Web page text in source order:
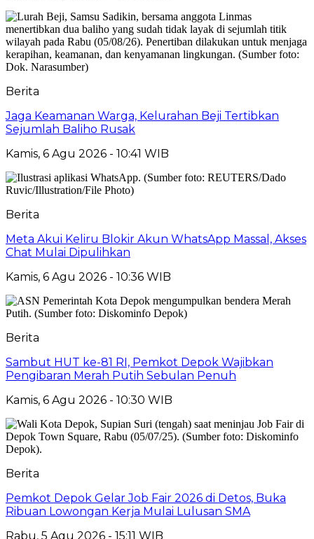
Berita
Jaga Keamanan Warga, Kelurahan Beji Tertibkan
Sejumlah Baliho Rusak
Kamis, 6 Agu 2026 - 10:41 WIB
Berita
Meta Akui Keliru Blokir Akun WhatsApp Massal, Akses
Chat Mulai Dipulihkan
Kamis, 6 Agu 2026 - 10:36 WIB
Berita
Sambut HUT ke-81 RI, Pemkot Depok Wajibkan
Pengibaran Merah Putih Sebulan Penuh
Kamis, 6 Agu 2026 - 10:30 WIB
Berita
Pemkot Depok Gelar Job Fair 2026 di Detos, Buka
Ribuan Lowongan Kerja Mulai Lulusan SMA
Rabu, 5 Agu 2026 - 15:11 WIB